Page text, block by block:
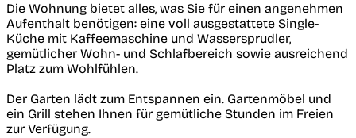
Die Wohnung bietet alles, was Sie für einen angenehmen
Aufenthalt benötigen: eine voll ausgestattete Single-
Küche mit Kaffeemaschine und Wassersprudler,
gemütlicher Wohn- und Schlafbereich sowie ausreichend
Platz zum Wohlfühlen.
Der Garten lädt zum Entspannen ein. Gartenmöbel und
ein Grill stehen Ihnen für gemütliche Stunden im Freien
zur Verfügung.